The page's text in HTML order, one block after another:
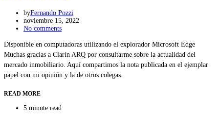
byFernando Pozzi
noviembre 15, 2022
No comments
Disponible en computadoras utilizando el explorador Microsoft Edge
Muchas gracias a Clarín ARQ por consultarme sobre la actualidad del
mercado inmobiliario. Aquí compartimos la nota publicada en el ejemplar
papel con mi opinión y la de otros colegas.
READ MORE
5 minute read